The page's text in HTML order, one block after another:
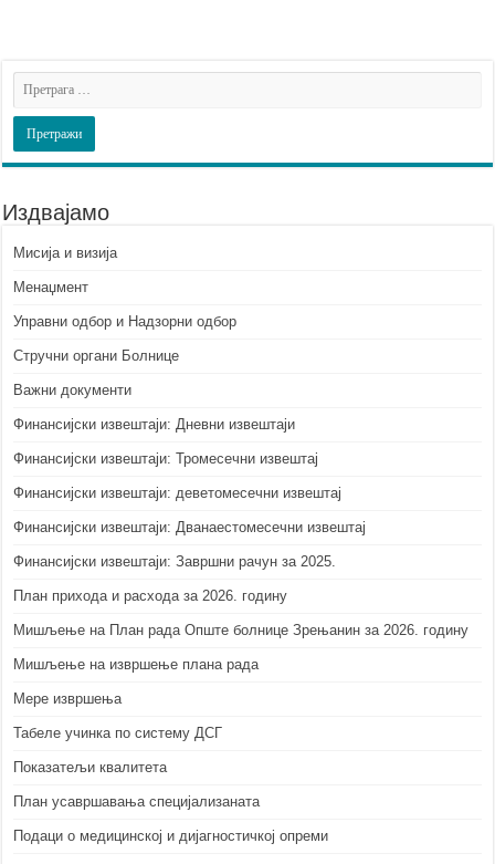
Издвајамо
Мисија и визија
Менаџмент
Управни одбор и Надзорни одбор
Стручни органи Болнице
Важни документи
Финансијски извештаји: Дневни извештаји
Финансијски извештаји: Тромесечни извештај
Финансијски извештаји: деветомесечни извештај
Финансијски извештаји: Дванаестомесечни извештај
Финансијски извештаји: Завршни рачун за 2025.
План прихода и расхода за 2026. годину
Мишљење на План рада Опште болнице Зрењанин за 2026. годину
Мишљење на извршење плана рада
Мере извршења
Табеле учинка по систему ДСГ
Показатељи квалитета
План усавршавања специјализаната
Подаци о медицинској и дијагностичкој опреми